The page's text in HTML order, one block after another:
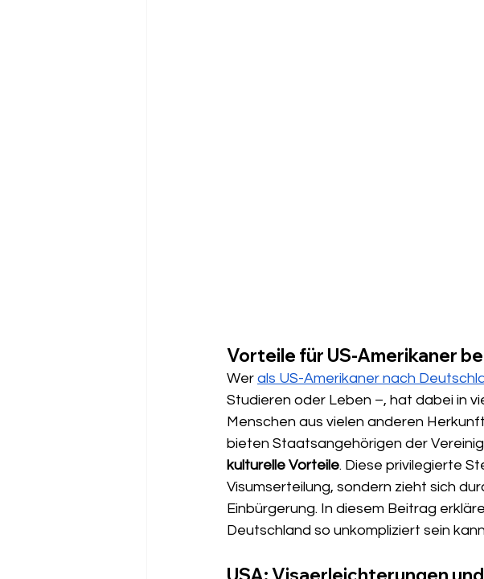
Vorteile für US-Amerikaner
Wer als US-Amerikaner nach
Studieren oder Leben –, hat dabei in
Menschen aus vielen anderen
bieten Staatsangehörigen der
kulturelle Vorteile. Diese privilegierte
Visumserteilung, sondern zieht sich
Einbürgerung. In diesem Beitrag
Deutschland so unkompliziert sein